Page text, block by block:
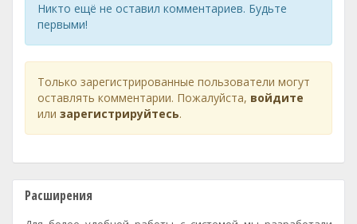
Никто ещё не оставил комментариев. Будьте
первыми!
Только зарегистрированные пользователи могут
оставлять комментарии. Пожалуйста, войдите
или зарегистрируйтесь.
Расширения